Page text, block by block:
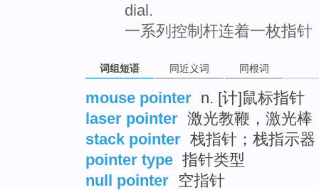
dial.
一系列控制杆连着一枚指
词组短语 同近义词 同根词
mouse pointer n. [计]鼠标指针
laser pointer 激光教鞭，激光棒
stack pointer 栈指针；栈指示
pointer type 指针类型
null pointer 空指针